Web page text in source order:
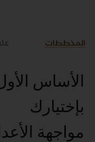
المخططات
الأساس الأول
بإختيارك
مواجهة